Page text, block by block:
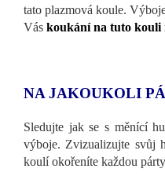
tato plazmová koule.
Vás koukání na tuto kouli
NA JAKOUKOLI
Sledujte jak se s měnící
výboje. Zvizualizujte svůj
koulí okořeníte každou